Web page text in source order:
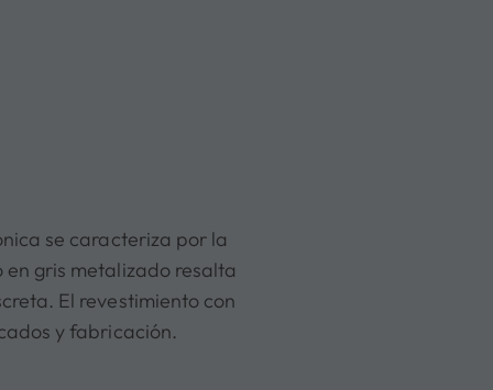
se caracteriza por la
gris metalizado resalta
El revestimiento con
y fabricación.